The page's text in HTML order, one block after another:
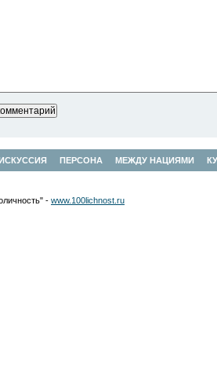
ПЕРСОНА МЕЖДУ НАЦИЯМИ
- www.100lichnost.ru